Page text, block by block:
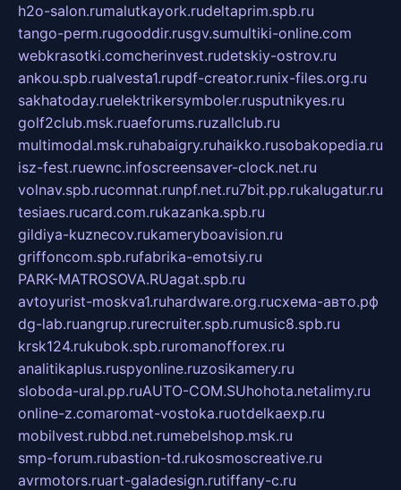
h2o-salon.rumalutkayork.rudeltaprim.spb.ru
tango-perm.rugooddir.rusgv.sumultiki-online.com
webkrasotki.comcherinvest.rudetskiy-ostrov.ru
ankou.spb.rualvesta1.rupdf-creator.runix-files.org.ru
sakhatoday.ruelektrikersymboler.rusputnikyes.ru
golf2club.msk.ruaeforums.ruzallclub.ru
multimodal.msk.ruhabaigry.ruhaikko.rusobakopedia.ru
isz-fest.ruewnc.infoscreensaver-clock.net.ru
volnav.spb.rucomnat.runpf.net.ru7bit.pp.rukalugatur.ru
tesiaes.rucard.com.rukazanka.spb.ru
gildiya-kuznecov.rukameryboavision.ru
griffoncom.spb.rufabrika-emotsiy.ru
PARK-MATROSOVA.RUagat.spb.ru
avtoyurist-moskva1.ruhardware.org.ruсхема-авто.рф
dg-lab.ruangrup.rurecruiter.spb.rumusic8.spb.ru
krsk124.rukubok.spb.ruromanofforex.ru
analitikaplus.ruspyonline.ruzosikamery.ru
sloboda-ural.pp.ruAUTO-COM.SUhohota.netalimy.ru
online-z.comaromat-vostoka.ruotdelkaexp.ru
mobilvest.rubbd.net.rumebelshop.msk.ru
smp-forum.rubastion-td.rukosmoscreative.ru
avrmotors.ruart-galadesign.rutiffany-c.ru